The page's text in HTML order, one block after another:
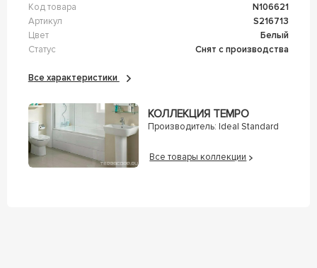
Код товара
n106621
Артикул
s216713
Цвет
Белый
Статус
Снят с производства
Все характеристики
КОЛЛЕКЦИЯ TEMPO
Производитель: Ideal Standard
Все товары коллекции